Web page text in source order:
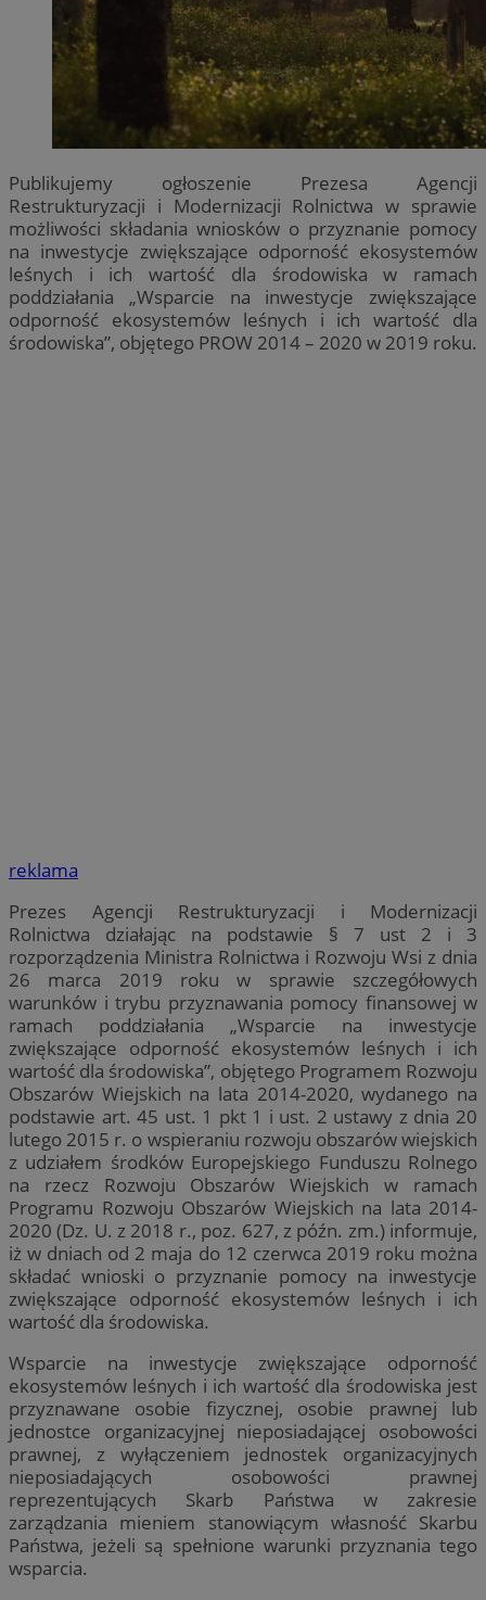
Publikujemy ogłoszenie Prezesa Agencji
Restrukturyzacji i Modernizacji Rolnictwa w sprawie
możliwości składania wniosków o przyznanie pomocy
na inwestycje zwiększające odporność ekosystemów
leśnych i ich wartość dla środowiska w ramach
poddziałania „Wsparcie na inwestycje zwiększające
odporność ekosystemów leśnych i ich wartość dla
środowiska”, objętego PROW 2014 – 2020 w 2019 roku.
reklama
Prezes Agencji Restrukturyzacji i Modernizacji
Rolnictwa działając na podstawie § 7 ust 2 i 3
rozporządzenia Ministra Rolnictwa i Rozwoju Wsi z dnia
26 marca 2019 roku w sprawie szczegółowych
warunków i trybu przyznawania pomocy finansowej w
ramach poddziałania „Wsparcie na inwestycje
zwiększające odporność ekosystemów leśnych i ich
wartość dla środowiska”, objętego Programem Rozwoju
Obszarów Wiejskich na lata 2014-2020, wydanego na
podstawie art. 45 ust. 1 pkt 1 i ust. 2 ustawy z dnia 20
lutego 2015 r. o wspieraniu rozwoju obszarów wiejskich
z udziałem środków Europejskiego Funduszu Rolnego
na rzecz Rozwoju Obszarów Wiejskich w ramach
Programu Rozwoju Obszarów Wiejskich na lata 2014-
2020 (Dz. U. z 2018 r., poz. 627, z późn. zm.) informuje,
iż w dniach od 2 maja do 12 czerwca 2019 roku można
składać wnioski o przyznanie pomocy na inwestycje
zwiększające odporność ekosystemów leśnych i ich
wartość dla środowiska.
Wsparcie na inwestycje zwiększające odporność
ekosystemów leśnych i ich wartość dla środowiska jest
przyznawane osobie fizycznej, osobie prawnej lub
jednostce organizacyjnej nieposiadającej osobowości
prawnej, z wyłączeniem jednostek organizacyjnych
nieposiadających osobowości prawnej
reprezentujących Skarb Państwa w zakresie
zarządzania mieniem stanowiącym własność Skarbu
Państwa, jeżeli są spełnione warunki przyznania tego
wsparcia.